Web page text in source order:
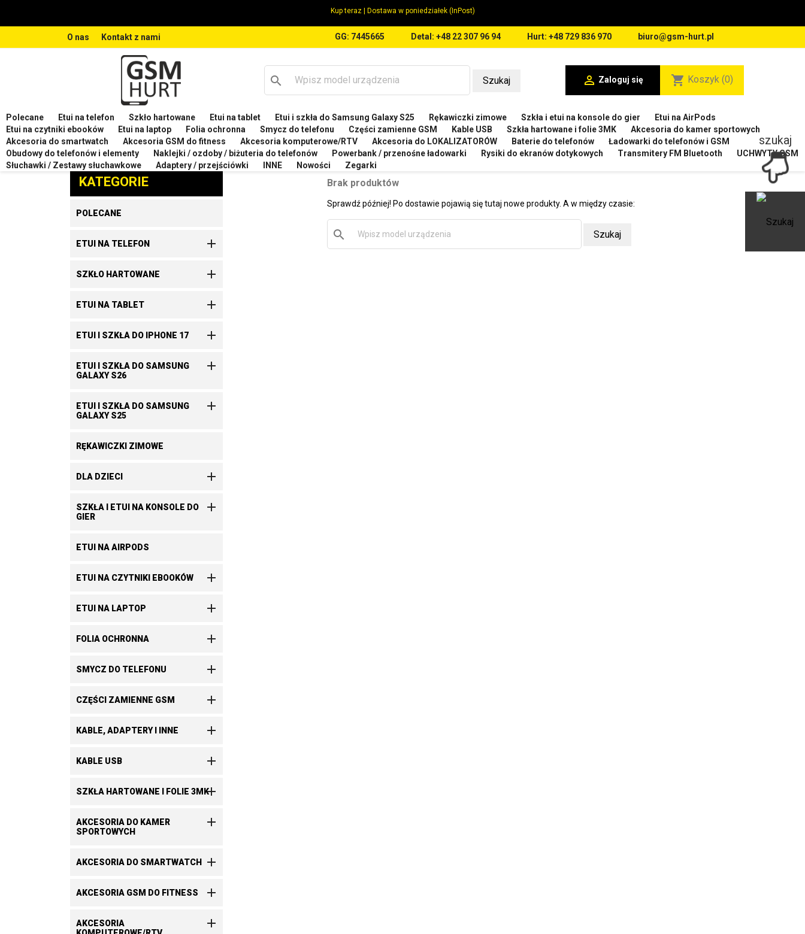
Kup teraz | Dostawa w poniedziałek (InPost)
O nas Kontakt z nami GG: 7445665 Detal: +48 22 307 96 94 Hurt: +48 729 836 970 biuro@gsm-hurt.pl
search Szukaj  Zaloguj się shopping_cart Koszyk (0)
Polecane Etui na telefon Szkło hartowane Etui na tablet Etui i szkła do Samsung Galaxy S25 Rękawiczki zimowe Szkła i etui na konsole do gier
Etui na AirPods
Etui na czytniki ebooków
Etui na laptop Folia ochronna Smycz do telefonu Części zamienne GSM Kable USB Szkła hartowane i folie 3MK
Akcesoria do kamer sportowych
Akcesoria do smartwatch
Akcesoria GSM do fitness Akcesoria komputerowe/RTV Akcesoria do LOKALIZATORÓW Baterie do telefonów
Ładowarki do telefonów i GSM
Obudowy do telefonów i elementy
Naklejki / ozdoby / biżuteria do telefonów Powerbank / przenośne ładowarki Rysiki do ekranów dotykowych Transmitery FM Bluetooth
UCHWYTY GSM
Słuchawki / Zestawy słuchawkowe
Adaptery / przejściówki INNE Nowości Zegarki
Strona główna Etui na telefon Etui na telefon XIAOMI Etui do Xiaomi Mi5s+ Mi 5S Plus
Zaproponuj produkt
KATEGORIE
POLECANE
ETUI NA TELEFON 
SZKŁO HARTOWANE 
ETUI NA TABLET 
ETUI I SZKŁA DO IPHONE 17 
ETUI I SZKŁA DO SAMSUNG
GALAXY S26

ETUI I SZKŁA DO SAMSUNG
GALAXY S25

RĘKAWICZKI ZIMOWE
DLA DZIECI 
SZKŁA I ETUI NA KONSOLE DO
GIER

ETUI NA AIRPODS
ETUI NA CZYTNIKI EBOOKÓW 
ETUI NA LAPTOP 
FOLIA OCHRONNA 
SMYCZ DO TELEFONU 
CZĘŚCI ZAMIENNE GSM 
KABLE, ADAPTERY I INNE 
KABLE USB 
SZKŁA HARTOWANE I FOLIE 3MK
AKCESORIA DO KAMER
SPORTOWYCH

AKCESORIA DO SMARTWATCH 
AKCESORIA GSM DO FITNESS 
AKCESORIA

ETUI DO XIAOMI MI5S+ MI 5S PLUS
Brak produktów
Sprawdź później! Po dostawie pojawią się tutaj nowe produkty. A w między czasie:
search Szukaj
szukaj